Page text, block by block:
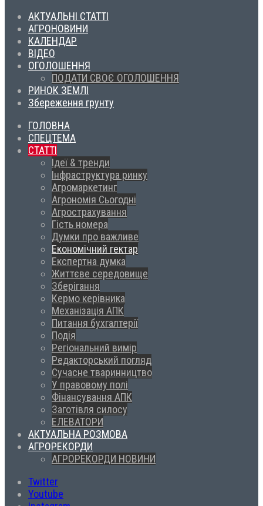
АКТУАЛЬНІ СТАТТІ
АГРОНОВИНИ
КАЛЕНДАР
ВІДЕО
ОГОЛОШЕННЯ
ПОДАТИ СВОЄ ОГОЛОШЕННЯ
РИНОК ЗЕМЛІ
Збереження грунту
ГОЛОВНА
СПЕЦТЕМА
СТАТТІ
Ідеї & тренди
Інфраструктура ринку
Агромаркетинг
Агрономія Сьогодні
Агрострахування
Гість номера
Думки про важливе
Економічний гектар
Експертна думка
Життєве середовище
Зберігання
Кермо керівника
Механізація АПК
Питання бухгалтерії
Подія
Регіональний вимір
Редакторський погляд
Сучасне тваринництво
У правовому полі
Фінансування АПК
Заготівля силосу
ЕЛЕВАТОРИ
АКТУАЛЬНА РОЗМОВА
АГРОРЕКОРДИ
АГРОРЕКОРДИ НОВИНИ
Twitter
Youtube